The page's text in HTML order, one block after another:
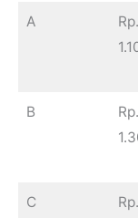
A
Rp.
B
Rp.
C
Rp.